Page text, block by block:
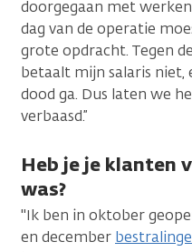
doorgegaan met
dag van de operatie
grote opdracht. Tegen
betaalt mijn salaris niet,
dood ga. Dus laten we
verbaasd.”
Heb je je klanten
was?
"Ik ben in oktober
en december